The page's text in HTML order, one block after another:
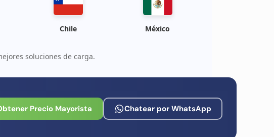
Chile México
soluciones de carga.
Precio Mayorista Chatear por WhatsApp